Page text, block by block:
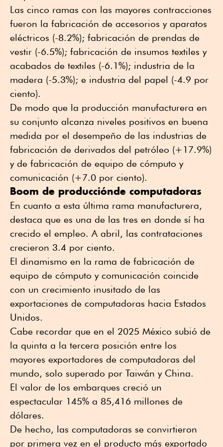
Las cinco ramas con las mayores contracciones
fueron la fabricación de accesorios y aparatos
eléctricos (-8.2%); fabricación de prendas de
vestir (-6.5%); fabricación de insumos textiles y
acabados de textiles (-6.1%); industria de la
madera (-5.3%); e industria del papel (-4.9 por
ciento).
De modo que la producción manufacturera en
su conjunto alcanza niveles positivos en buena
medida por el desempeño de las industrias de
fabricación de derivados del petróleo (+17.9%)
y de fabricación de equipo de cómputo y
comunicación (+7.0 por ciento).
Boom de producciónde computadoras
En cuanto a esta última rama manufacturera,
destaca que es una de las tres en donde sí ha
crecido el empleo. A abril, las contrataciones
crecieron 3.4 por ciento.
El dinamismo en la rama de fabricación de
equipo de cómputo y comunicación coincide
con un crecimiento inusitado de las
exportaciones de computadoras hacia Estados
Unidos.
Cabe recordar que en el 2025 México subió de
la quinta a la tercera posición entre los
mayores exportadores de computadoras del
mundo, solo superado por Taiwán y China.
El valor de los embarques creció un
espectacular 145% a 85,416 millones de
dólares.
De hecho, las computadoras se convirtieron
por primera vez en el producto más exportado